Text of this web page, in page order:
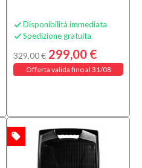
 Disponibilità immediata
 Spedizione gratuita
329,00 € 299,00 €
Offerta valida fino al 31/08
local_offer